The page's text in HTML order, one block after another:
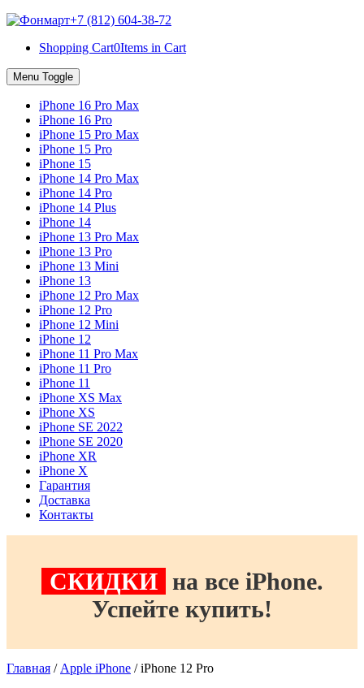
+7 (812) 604-38-72
Shopping Cart0Items in Cart
Menu Toggle
iPhone 16 Pro Max
iPhone 16 Pro
iPhone 15 Pro Max
iPhone 15 Pro
iPhone 15
iPhone 14 Pro Max
iPhone 14 Pro
iPhone 14 Plus
iPhone 14
iPhone 13 Pro Max
iPhone 13 Pro
iPhone 13 Mini
iPhone 13
iPhone 12 Pro Max
iPhone 12 Pro
iPhone 12 Mini
iPhone 12
iPhone 11 Pro Max
iPhone 11 Pro
iPhone 11
iPhone XS Max
iPhone XS
iPhone SE 2022
iPhone SE 2020
iPhone XR
iPhone X
Гарантия
Доставка
Контакты
СКИДКИ на все iPhone.
Успейте купить!
Главная / Apple iPhone / iPhone 12 Pro